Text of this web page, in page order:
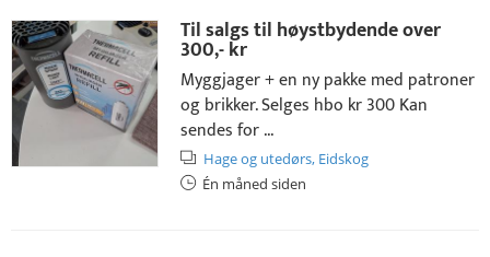
Til salgs til høystbydende over
300,- kr
Myggjager + en ny pakke med patroner
og brikker. Selges hbo kr 300 Kan
sendes for ...
Hage og utedørs, Eidskog
Én måned siden